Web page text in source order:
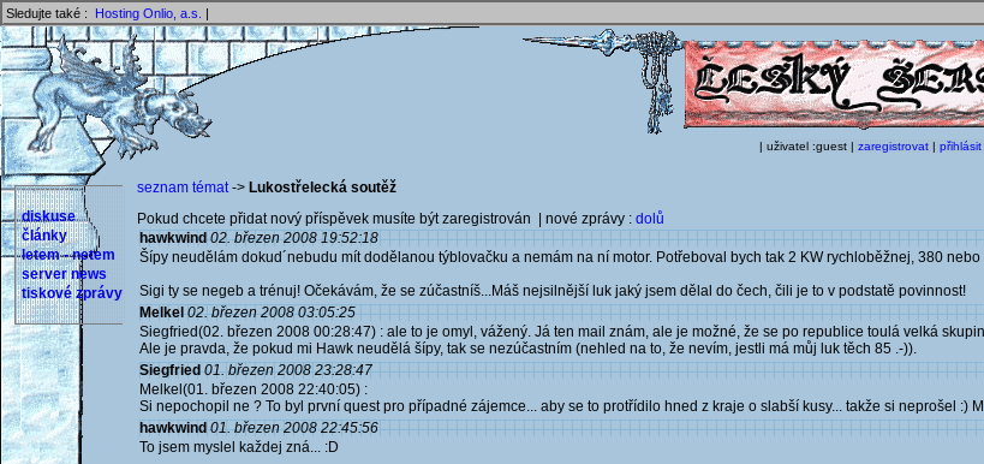
Sledujte také : Hosting Onlio, a.s. |
| uživatel :guest | zaregistrovat | přihlásit
diskuse
články
letem - netem
server news
tiskové zprávy
seznam témat-> Lukostřelecká soutěž
Pokud chcete přidat nový příspěvek musíte být zaregistrován | nové zprávy : dolů
hawkwind 02. březen 2008 19:52:18
Šípy neudělám dokud´nebudu mít dodělanou týblovačku a nemám na ní motor. Potřeboval bych tak 2 KW rychloběžnej, 380
Sigi ty se negeb a trénuj! Očekávám, že se zúčastníš...Máš nejsilnější luk jaký jsem dělal do čech, čili je to v podstatě povinnost!
Melkel 02. březen 2008 03:05:25
Siegfried(02. březen 2008 00:28:47) : ale to je omyl, vážený. Já ten mail znám, ale je možné, že se po republice toulá velká
Ale je pravda, že pokud mi Hawk neudělá šípy, tak se nezúčastním (nehled na to, že nevím, jestli má můj luk těch 85 .-)).
Siegfried 01. březen 2008 23:28:47
Melkel(01. březen 2008 22:40:05) :
Si nepochopil ne ? To byl první quest pro případné zájemce... aby se to protřídilo hned z kraje o slabší kusy... takže si neprošel :)
hawkwind 01. březen 2008 22:45:56
To jsem myslel každej zná... :D